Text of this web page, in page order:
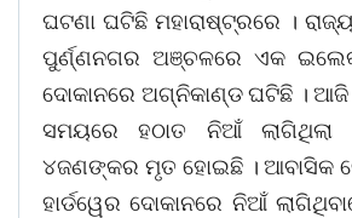
ଘଟଣା ଘଟିଛି ମହାରାଷ୍ଟ୍ରରେ ।
ପୁର୍ଣ୍ଣନଗର ଅଞ୍ଚଳରେ ଏକ
ଦୋକାନରେ ଅଗ୍ନିକାଣ୍ଡ ଘଟିଛି । ଆଜି
ସମୟରେ ହଠାତ ନିଆଁ
୪ଜଣଙ୍କର ମୃତ ହୋଇଛି । ଆବାସିକ
ହାର୍ଡୱେର ଦୋକାନରେ ନିଆଁ